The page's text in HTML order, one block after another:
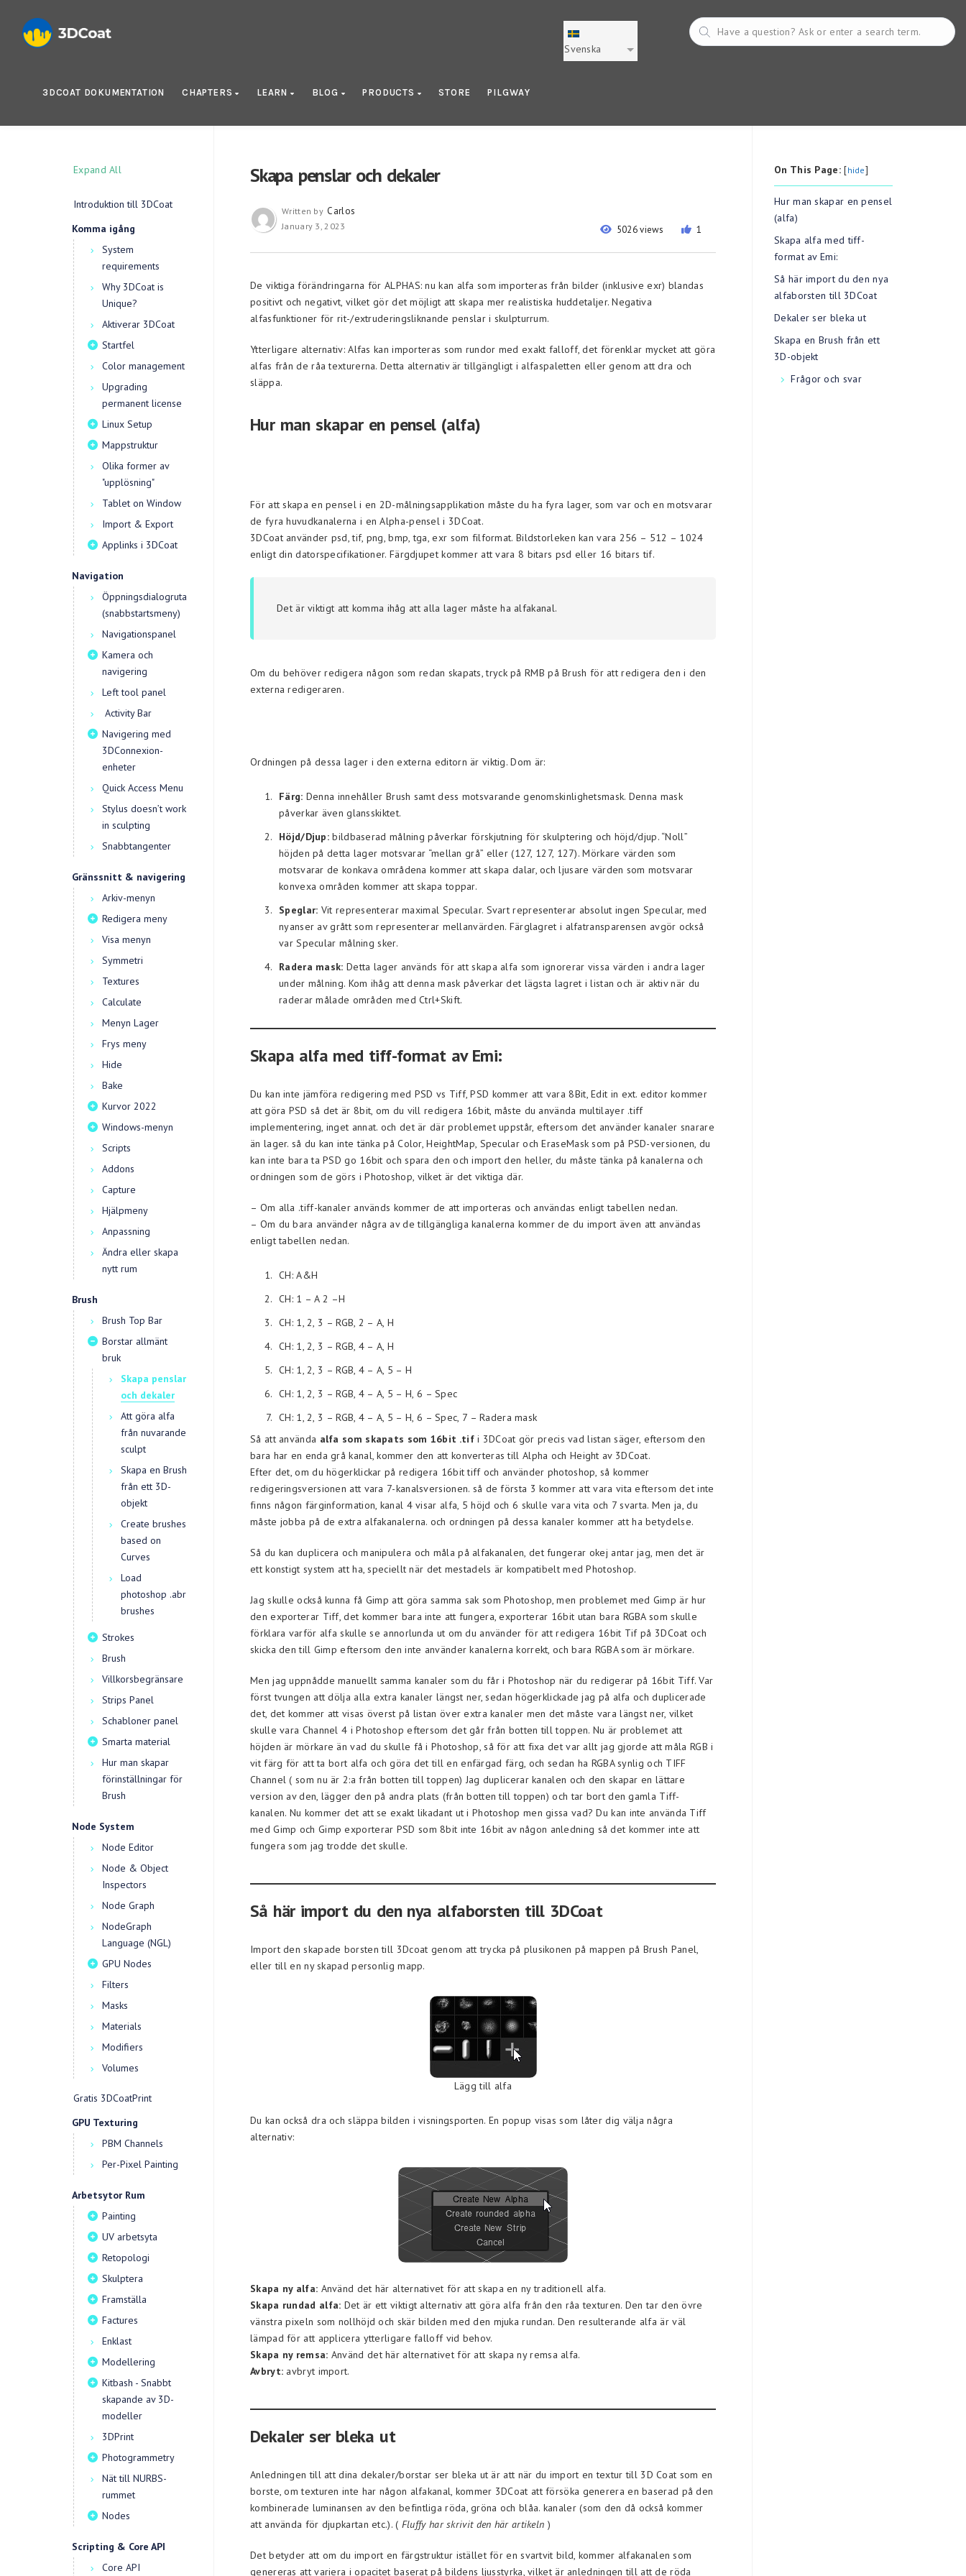
Svenska
3DCOAT DOKUMENTATION CHAPTERS LEARN BLOG PRODUCTS STORE PILGWAY
Expand All
Introduktion till 3DCoat
Komma igång
System
requirements
Why 3DCoat is
Unique?
Aktiverar 3DCoat
Startfel
Color management
Upgrading
permanent license
Linux Setup
Mappstruktur
Olika former av
"upplösning"
Tablet on Window
Import & Export
Applinks i 3DCoat
Navigation
Öppningsdialogruta
(snabbstartsmeny)
Navigationspanel
Kamera och
navigering
Left tool panel
Activity Bar
Navigering med
3DConnexion-
enheter
Quick Access Menu
Stylus doesn’t work
in sculpting
Snabbtangenter
Gränssnitt & navigering
Arkiv-menyn
Redigera meny
Visa menyn
Symmetri
Textures
Calculate
Menyn Lager
Frys meny
Hide
Bake
Kurvor 2022
Windows-menyn
Scripts
Addons
Capture
Hjälpmeny
Anpassning
Ändra eller skapa
nytt rum
Brush
Brush Top Bar
Borstar allmänt
bruk
Skapa penslar
och dekaler
Att göra alfa
från nuvarande
sculpt
Skapa en Brush
från ett 3D-
objekt
Create brushes
based on
Curves
Load
photoshop .abr
brushes
Strokes
Brush
Villkorsbegränsare
Strips Panel
Schabloner panel
Smarta material
Hur man skapar
förinställningar för
Brush
Node System
Node Editor
Node & Object
Inspectors
Node Graph
NodeGraph
Language (NGL)
GPU Nodes
Filters
Masks
Materials
Modifiers
Volumes
Gratis 3DCoatPrint
GPU Texturing
PBM Channels
Per-Pixel Painting
Arbetsytor Rum
Painting
UV arbetsyta
Retopologi
Skulptera
Framställa
Factures
Enklast
Modellering
Kitbash - Snabbt
skapande av 3D-
modeller
3DPrint
Photogrammetry
Nät till NURBS-
rummet
Nodes
Scripting & Core API
Core API
Skapa penslar och dekaler
5026 views 1
Written by Carlos
January 3, 2023
De viktiga förändringarna för ALPHAS: nu kan alfa som importeras från bilder (inklusive exr) blandas
positivt och negativt, vilket gör det möjligt att skapa mer realistiska huddetaljer. Negativa
alfasfunktioner för rit-/extruderingsliknande penslar i skulpturrum.
Ytterligare alternativ: Alfas kan importeras som rundor med exakt falloff, det förenklar mycket att göra
alfas från de råa texturerna. Detta alternativ är tillgängligt i alfaspaletten eller genom att dra och
släppa.
Hur man skapar en pensel (alfa)
För att skapa en pensel i en 2D-målningsapplikation måste du ha fyra lager, som var och en motsvarar
de fyra huvudkanalerna i en Alpha-pensel i 3DCoat.
3DCoat använder psd, tif, png, bmp, tga, exr som filformat. Bildstorleken kan vara 256 – 512 – 1024
enligt din datorspecifikationer. Färgdjupet kommer att vara 8 bitars psd eller 16 bitars tif.
Det är viktigt att komma ihåg att alla lager måste ha alfakanal.
Om du behöver redigera någon som redan skapats, tryck på RMB på Brush för att redigera den i den
externa redigeraren.
Ordningen på dessa lager i den externa editorn är viktig. Dom är:
Färg: Denna innehåller Brush samt dess motsvarande genomskinlighetsmask. Denna mask
påverkar även glansskiktet.
Höjd/Djup: bildbaserad målning påverkar förskjutning för skulptering och höjd/djup. “Noll”
höjden på detta lager motsvarar “mellan grå” eller (127, 127, 127). Mörkare värden som
motsvarar de konkava områdena kommer att skapa dalar, och ljusare värden som motsvarar
konvexa områden kommer att skapa toppar.
Speglar: Vit representerar maximal Specular. Svart representerar absolut ingen Specular, med
nyanser av grått som representerar mellanvärden. Färglagret i alfatransparensen avgör också
var Specular målning sker.
Radera mask: Detta lager används för att skapa alfa som ignorerar vissa värden i andra lager
under målning. Kom ihåg att denna mask påverkar det lägsta lagret i listan och är aktiv när du
raderar målade områden med Ctrl+Skift.
Skapa alfa med tiff-format av Emi:
Du kan inte jämföra redigering med PSD vs Tiff, PSD kommer att vara 8Bit, Edit in ext. editor kommer
att göra PSD så det är 8bit, om du vill redigera 16bit, måste du använda multilayer .tiff
implementering, inget annat. och det är där problemet uppstår, eftersom det använder kanaler snarare
än lager. så du kan inte tänka på Color, HeightMap, Specular och EraseMask som på PSD-versionen, du
kan inte bara ta PSD go 16bit och spara den och import den heller, du måste tänka på kanalerna och
ordningen som de görs i Photoshop, vilket är det viktiga där.
– Om alla .tiff-kanaler används kommer de att importeras och användas enligt tabellen nedan.
– Om du bara använder några av de tillgängliga kanalerna kommer de du import även att användas
enligt tabellen nedan.
CH: A&H
CH: 1 – A 2 –H
CH: 1, 2, 3 – RGB, 2 – A, H
CH: 1, 2, 3 – RGB, 4 – A, H
CH: 1, 2, 3 – RGB, 4 – A, 5 – H
CH: 1, 2, 3 – RGB, 4 – A, 5 – H, 6 – Spec
CH: 1, 2, 3 – RGB, 4 – A, 5 – H, 6 – Spec, 7 – Radera mask
Så att använda alfa som skapats som 16bit .tifi 3DCoat gör precis vad listan säger, eftersom den
bara har en enda grå kanal, kommer den att konverteras till Alpha och Height av 3DCoat.
Efter det, om du högerklickar på redigera 16bit tiff och använder photoshop, så kommer
redigeringsversionen att vara 7-kanalsversionen. så de första 3 kommer att vara vita eftersom det inte
finns någon färginformation, kanal 4 visar alfa, 5 höjd och 6 skulle vara vita och 7 svarta. Men ja, du
måste jobba på de extra alfakanalerna. och ordningen på dessa kanaler kommer att ha betydelse.
Så du kan duplicera och manipulera och måla på alfakanalen, det fungerar okej antar jag, men det är
ett konstigt system att ha, speciellt när det mestadels är kompatibelt med Photoshop.
Jag skulle också kunna få Gimp att göra samma sak som Photoshop, men problemet med Gimp är hur
den exporterar Tiff, det kommer bara inte att fungera, exporterar 16bit utan bara RGBA som skulle
förklara varför alfa skulle se annorlunda ut om du använder för att redigera 16bit Tif på 3DCoat och
skicka den till Gimp eftersom den inte använder kanalerna korrekt, och bara RGBA som är mörkare.
Men jag uppnådde manuellt samma kanaler som du får i Photoshop när du redigerar på 16bit Tiff. Var
först tvungen att dölja alla extra kanaler längst ner, sedan högerklickade jag på alfa och duplicerade
det, det kommer att visas överst på listan över extra kanaler men det måste vara längst ner, vilket
skulle vara Channel 4 i Photoshop eftersom det går från botten till toppen. Nu är problemet att
höjden är mörkare än vad du skulle få i Photoshop, så för att fixa det var allt jag gjorde att måla RGB i
vit färg för att ta bort alfa och göra det till en enfärgad färg, och sedan ha RGBA synlig och TIFF
Channel ( som nu är 2:a från botten till toppen) Jag duplicerar kanalen och den skapar en lättare
version av den, lägger den på andra plats (från botten till toppen) och tar bort den gamla Tiff-
kanalen. Nu kommer det att se exakt likadant ut i Photoshop men gissa vad? Du kan inte använda Tiff
med Gimp och Gimp exporterar PSD som 8bit inte 16bit av någon anledning så det kommer inte att
fungera som jag trodde det skulle.
Så här import du den nya alfaborsten till 3DCoat
Import den skapade borsten till 3Dcoat genom att trycka på plusikonen på mappen på Brush Panel,
eller till en ny skapad personlig mapp.
Lägg till alfa
Du kan också dra och släppa bilden i visningsporten. En popup visas som låter dig välja några
alternativ:
Skapa ny alfa: Använd det här alternativet för att skapa en ny traditionell alfa.
Skapa rundad alfa: Det är ett viktigt alternativ att göra alfa från den råa texturen. Den tar den övre
vänstra pixeln som nollhöjd och skär bilden med den mjuka rundan. Den resulterande alfa är väl
lämpad för att applicera ytterligare falloff vid behov.
Skapa ny remsa: Använd det här alternativet för att skapa ny remsa alfa.
Avbryt: avbryt import.
Dekaler ser bleka ut
Anledningen till att dina dekaler/borstar ser bleka ut är att när du import en textur till 3D Coat som en
borste, om texturen inte har någon alfakanal, kommer 3DCoat att försöka generera en baserad på den
kombinerade luminansen av den befintliga röda, gröna och blåa. kanaler (som den då också kommer
att använda för djupkartan etc.). ( Fluffy har skrivit den här artikeln )
Det betyder att om du import en färgstruktur istället för en svartvit bild, kommer alfakanalen som
genereras att variera i opacitet baserat på bildens ljusstyrka, vilket är anledningen till att de röda
On This Page:[hide]
Hur man skapar en pensel
(alfa)
Skapa alfa med tiff-
format av Emi:
Så här import du den nya
alfaborsten till 3DCoat
Dekaler ser bleka ut
Skapa en Brush från ett
3D-objekt
Frågor och svar